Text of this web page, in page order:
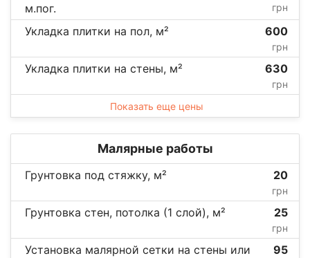
м.пог.
грн
Укладка плитки на пол, м² 600
грн
Укладка плитки на стены, м² 630
грн
Показать еще цены
Малярные работы
Грунтовка под стяжку, м² 20
грн
Грунтовка стен, потолка (1 слой), м² 25
грн
Установка малярной сетки на стены или
95